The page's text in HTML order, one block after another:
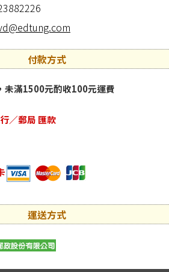
付款方式
未滿1500元酌收100元運費
／郵局 匯款
運送方式